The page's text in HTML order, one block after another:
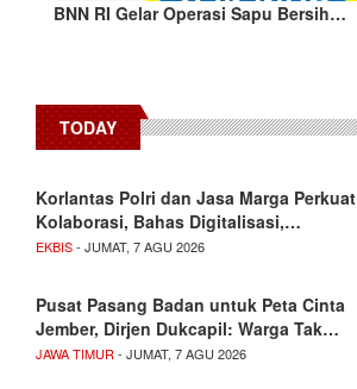
BNN RI Gelar Operasi Sapu Bersih…
TODAY
Korlantas Polri dan Jasa Marga Perkuat
Kolaborasi, Bahas Digitalisasi,…
EKBIS- JUMAT, 7 AGU 2026
Pusat Pasang Badan untuk Peta Cinta
Jember, Dirjen Dukcapil: Warga Tak…
JAWA TIMUR- JUMAT, 7 AGU 2026